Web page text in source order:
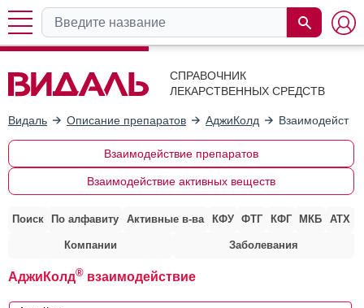
СПРАВОЧНИК
ЛЕКАРСТВЕННЫХ СРЕДСТВ
Видаль Описание препаратов АджиКолд
Взаимодействие препаратов
Взаимодействие активных веществ
Поиск По алфавиту Активные в-ва КФУ ФТГ КФГ МКБ АТХ
Компании Заболевания
АджиКолд® взаимодействие